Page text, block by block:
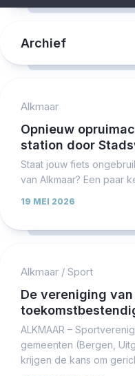
Archief
Alkmaar
Opnieuw
station door
Staat jouw fiets
van Alkmaar? Een paar
19 MEI 2026
Alkmaar / Sport
De vereniging
ALKMAAR –
gemeenten (Bergen,
krijgen de kans om